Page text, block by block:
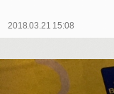
2018.03.21 15:08